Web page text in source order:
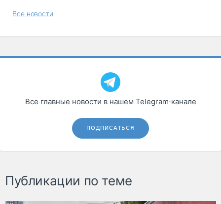
Все новости
Все главные новости в нашем Telegram‑канале
ПОДПИСАТЬСЯ
Публикации по теме